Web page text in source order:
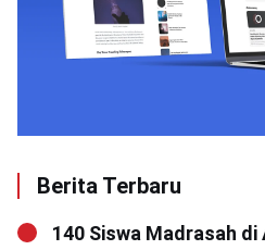
Berita Terbaru
140 Siswa Madrasah di